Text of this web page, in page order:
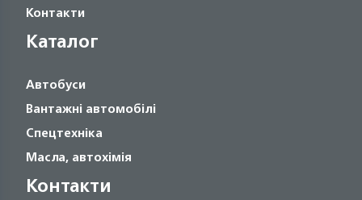
Контакти
Каталог
Автобуси
Вантажні автомобілі
Спецтехніка
Масла, автохімія
Контакти